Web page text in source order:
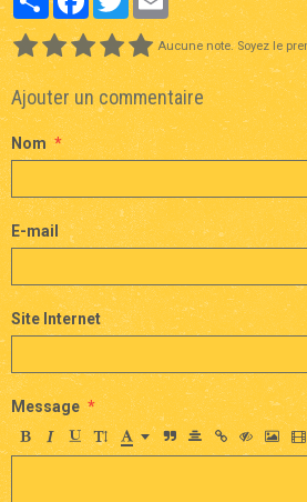
Aucune note. Soyez le
Ajouter un commentaire
Nom
E-mail
Site Internet
Message